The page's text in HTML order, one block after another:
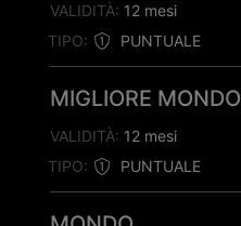
TIPO: PUNTUALE
VALIDITÀ: 12 mesi
MIGLIORE MONDO
TIPO: PUNTUALE
VALIDITÀ: 12 mesi